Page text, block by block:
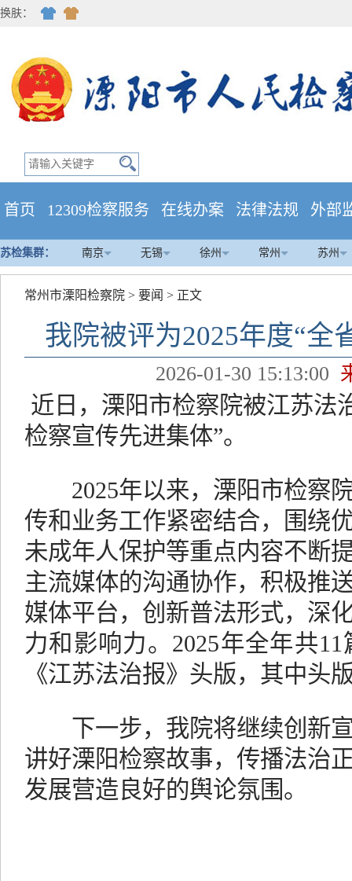
换肤：
首页 12309检察服务 在线办案 法律法规 外部
苏检集群： 南京 无锡 徐州 常州 苏州
常州市溧阳检察院 > 要闻 > 正文
我院被评为2025年度“全
2026-01-30 15:13:00
近日， 溧阳市检察院被江苏法
检察宣传先进集体”。
2025年以来，溧阳市检察
传和业务工作紧密结合，围绕
未成年人保护等重点内容不断
主流媒体的沟通协作，积极推
媒体平台，创新普法形式，深
力和影响力。2025年全年共
《江苏法治报》头版，其中头
下一步，我院将继续创新
讲好溧阳检察故事，传播法治
发展营造良好的舆论氛围。